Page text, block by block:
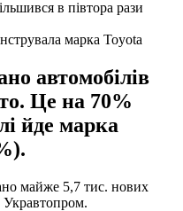
марка Toyota
автомобілів
Це на 70%
йде марка
майже 5,7 тис. нових
Укравтопром.